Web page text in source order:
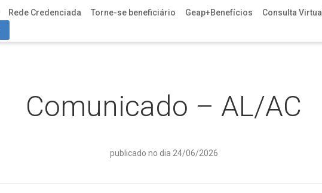
Rede Credenciada Torne-se beneficiário Geap+Benefícios Consulta Virtual
Comunicado – AL/AC
publicado no dia 24/06/2026